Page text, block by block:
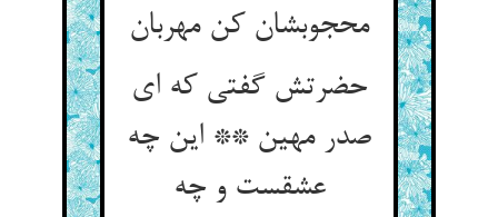
محجوبشان کن مهربان
حضرتش گفتی که ای
صدر مهین ** این چه
عشقست و چه